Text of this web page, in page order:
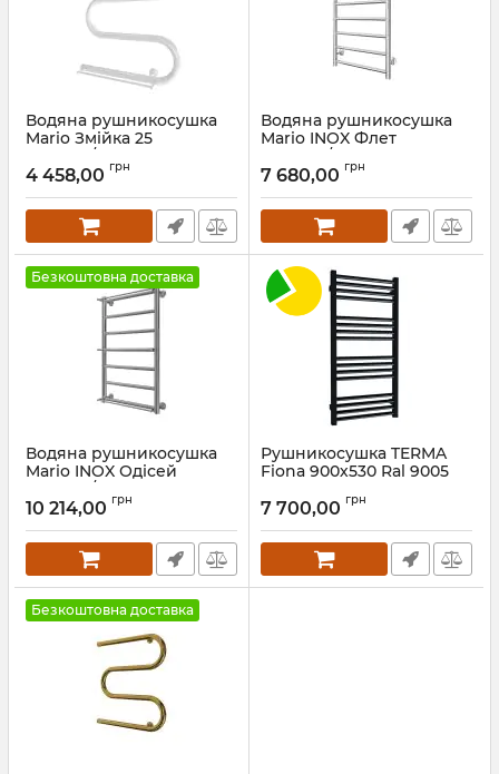
Водяна рушникосушка
Mario Змійка 25
525х500/500 + полички
білий глянець
Артикул:1.1.2602.04.P-WG
4 458,00 грн
Водяна рушникосушка
Mario INOX Флет
770х430/400 графіт
Артикул:1.8.044564.P-GR
7 680,00 грн
Безкоштовна доставка
Водяна рушникосушка
Mario INOX Одісей
770х530/500 сатин
Артикул:1.8.044597.P-ST
10 214,00 грн
Рушникосушка TERMA
Fiona 900х530 Ral 9005
Артикул:WGFIN090053K9M5SX
7 700,00 грн
Безкоштовна доставка